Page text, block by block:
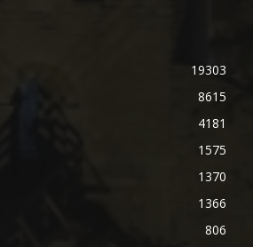
19303
8615
4181
1575
1370
1366
806